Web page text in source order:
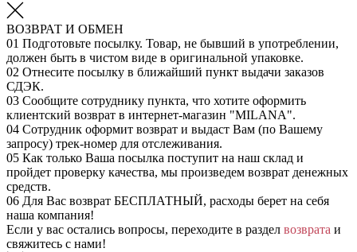
ВОЗВРАТ И ОБМЕН
01 Подготовьте посылку. Товар, не бывший в употреблении,
должен быть в чистом виде в оригинальной упаковке.
02 Отнесите посылку в ближайший пункт выдачи заказов
СДЭК.
03 Сообщите сотруднику пункта, что хотите оформить
клиентский возврат в интернет-магазин "MILANA".
04 Сотрудник оформит возврат и выдаст Вам (по Вашему
запросу) трек-номер для отслеживания.
05 Как только Ваша посылка поступит на наш склад и
пройдет проверку качества, мы произведем возврат денежных
средств.
06 Для Вас возврат БЕСПЛАТНЫЙ, расходы берет на себя
наша компания!
Если у вас остались вопросы, переходите в раздел возврата и
свяжитесь с нами!